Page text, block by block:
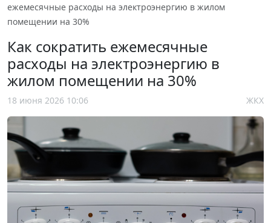
ежемесячные расходы на электроэнергию в жилом
помещении на 30%
Как сократить ежемесячные
расходы на электроэнергию в
жилом помещении на 30%
18 июня 2026 10:06 ЖКХ